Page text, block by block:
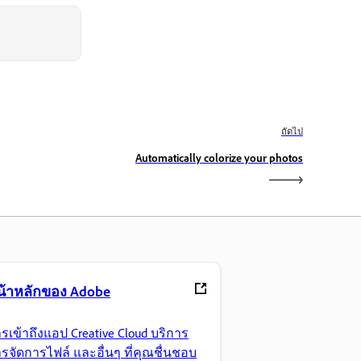
ถัดไป
Automatically colorize your photos
าหลักของ Adobe
เข้าถึงแอป Creative Cloud บริการ
รจัดการไฟล์ และอื่นๆ ที่คุณชื่นชอบ